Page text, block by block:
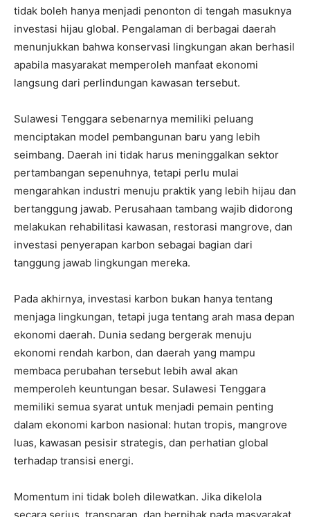
tidak boleh hanya menjadi penonton di tengah masuknya
investasi hijau global. Pengalaman di berbagai daerah
menunjukkan bahwa konservasi lingkungan akan berhasil
apabila masyarakat memperoleh manfaat ekonomi
langsung dari perlindungan kawasan tersebut.
Sulawesi Tenggara sebenarnya memiliki peluang
menciptakan model pembangunan baru yang lebih
seimbang. Daerah ini tidak harus meninggalkan sektor
pertambangan sepenuhnya, tetapi perlu mulai
mengarahkan industri menuju praktik yang lebih hijau dan
bertanggung jawab. Perusahaan tambang wajib didorong
melakukan rehabilitasi kawasan, restorasi mangrove, dan
investasi penyerapan karbon sebagai bagian dari
tanggung jawab lingkungan mereka.
Pada akhirnya, investasi karbon bukan hanya tentang
menjaga lingkungan, tetapi juga tentang arah masa depan
ekonomi daerah. Dunia sedang bergerak menuju
ekonomi rendah karbon, dan daerah yang mampu
membaca perubahan tersebut lebih awal akan
memperoleh keuntungan besar. Sulawesi Tenggara
memiliki semua syarat untuk menjadi pemain penting
dalam ekonomi karbon nasional: hutan tropis, mangrove
luas, kawasan pesisir strategis, dan perhatian global
terhadap transisi energi.
Momentum ini tidak boleh dilewatkan. Jika dikelola